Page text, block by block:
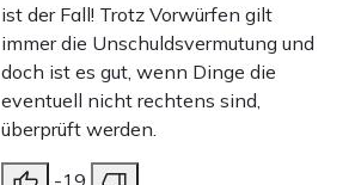
ist der Fall! Trotz Vorwürfen gilt
immer die Unschuldsvermutung und
doch ist es gut, wenn Dinge die
eventuell nicht rechtens sind,
überprüft werden.
-19